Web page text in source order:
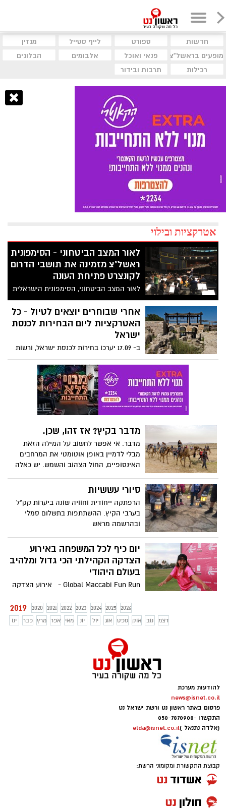
חדשות ספורט לייף סטייל
מגזין
מופעים בראשל"צ
פנאי ואוכל אלבומים
הבלוגים
רכילות
תרבות ובידור
אטרקציות ובילוי
לאור המצב הביטחוני - הסימפונית
ראשל"צ מזמינה את תושבי הדרום
לקונצרט פתיחת העונה
לאור המצב הביטחוני, הסימפונית הישראלית
ראשל"צ מזמינה את תושבי הדרום הערב
(חמישי) לקונצרט פתיחת העונה - כניסה
חינם לתושבי הדרום בהצגת ת"ז
אחרי שבוחרים יוצאים לטיול - כל
האטרקציות ליום הבחירות לכנסת
ישראל
ב- 17.09 יערכו בחירות לכנסת ישראל, ורשות
הטבע והגנים מזמינה את כולם להצביע ולנצל
את שאר היום החופשי לטיול בטבע.
מדבר בקיץ? אז זהו, שכן.
מדבר. אי אפשר לחשוב על המילה הזאת
מבלי לדמיין באופן אוטומטי את המרחבים
האינסופיים, החול הצהוב והשמש. יש כאלה
ותחושה אפוקליפטית. הרגשה שככה העולם
אבל יש לא מעט אנשים (ואנחנו בטוחים שהם
נמצאים כאן בינינו, קוראים את השורות
ופותחים עיניים בהבנה) שמוצאים את המילה
הקצרה הזאת דווקא מרעננת, נקייה
וחופשייה.
סיורי עששיות
הרפתקה ייחודית וחוויה שונה ביערות קק"ל
בערבי הקיץ. ההשתתפות בתשלום סמלי
ובהרשמה מראש
יום כיף לכל המשפחה באירוע
הצדקה הקהילתי הכי גדול ומלהיב
בעולם היהודי
Global Maccabi Fun Run - אירוע הצדקה
לישראל וגם אתם יכולים להצטרף עם כל
המשפחה לכיף הכולל - מירוץ, מסלולי
מכשולים, הופעות, סדנאות בישול, טורנירי
ספורט ועוד ועוד והכי חשוב - אתם חלק
ממיזם עולמי ענק לחיזוק הקשר עם יהדות
אתם מוזמנים
2019 2020 2021 2022 2023 2024 2025
2026
ינו
פבר מרץ אפר מאי יונ יול אוג ספט אוק נוב דצמ
להודעות מערכת
news@isnet.co.il
פרסום באתר ראשון נט ורשת ישראל נט
התקשרו -050-7870908
(אלדה נתנאל )elda@isnet.co.il
קבוצת התקשורת ומקומוני הרשת: